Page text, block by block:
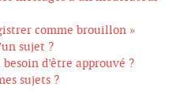
comme brouillon »
sujet ?
d’être approuvé ?
sujets ?